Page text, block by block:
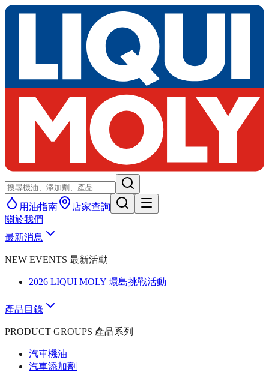
用油指南
店家查詢
關於我們
最新消息
NEW EVENTS 最新活動
2026 LIQUI MOLY 環島挑戰活動
產品目錄
PRODUCT GROUPS 產品系列
汽車機油
汽車添加劑